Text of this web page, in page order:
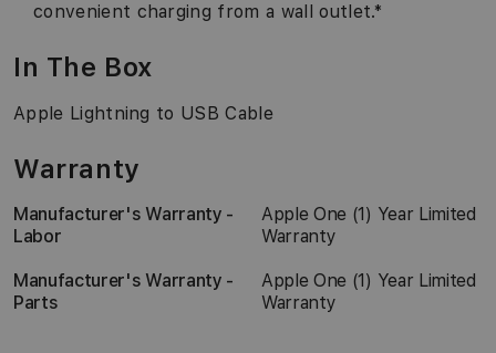
convenient charging from a wall outlet.*
In The Box
Apple Lightning to USB Cable
Warranty
Manufacturer's Warranty -
Labor
Apple One (1) Year Limited
Warranty
Manufacturer's Warranty -
Parts
Apple One (1) Year Limited
Warranty